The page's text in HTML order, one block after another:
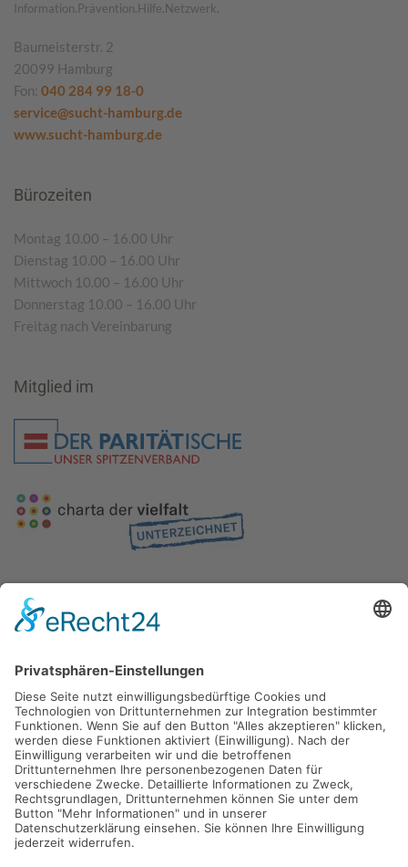
Information.Prävention.Hilfe.Netzwerk.
Baumeisterstr. 2
20099 Hamburg
Fon: 040 284 99 18-0
service@sucht-hamburg.de
www.sucht-hamburg.de
Bürozeiten
Montag 10.00 – 16.00 Uhr
Dienstag 10.00 – 16.00 Uhr
Mittwoch 10.00 – 16.00 Uhr
Donnerstag 10.00 – 16.00 Uhr
Freitag nach Vereinbarung
Mitglied im
Gefördert durch die
Freie und Hansestadt Hamburg